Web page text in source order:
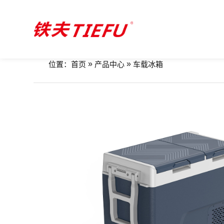
位置：首页 » 产品中心 » 车载冰箱